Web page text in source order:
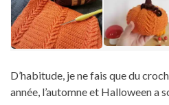
D’habitude, je ne fais que du
année, l’automne et Halloween a